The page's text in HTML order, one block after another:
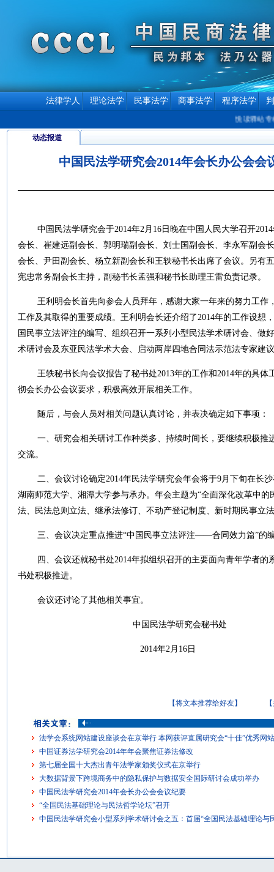
法律学人 理论法学 民事法学 商事法学 程序法学
悦读驿站专
动态报道
中国民法学研究会2014年会长办公会会
中国民法学研究会于2014年2月 16 日晚在中国人民大学召开2014
会长、崔建远副会长、郭明瑞副会长、刘士国副会长、李永军副会
会长、尹田副会长、杨立新副会长和王轶秘书长出席了会议。另有
宪忠常务副会长主持，副秘书长孟强和秘书长助理王雷负责记录。
王利明会长首先向参会人员拜年，感谢大家一年来的努力工作
工作及其取得的重要成绩。王利明会长还介绍了2014年的工作设想
国民事立法评注的编写、组织召开一系列小型民法学术研讨会、做
术研讨会及东亚民法学术大会、启动两岸四地合同法示范法专家建
王轶秘书长向会议报告了秘书处2013年的工作和2014年的具体
彻会长办公会议要求，积极高效开展相关工作。
随后，与会人员对相关问题认真讨论，并表决确定如下事项：
一、研究会相关研讨工作种类多、持续时间长，要继续积极推
交流。
二、会议讨论确定2014年民法学研究会年会将于9月下旬在长
湖南师范大学、湘潭大学参与承办。 年会主题为“全面深化改革中
法、民法总则立法、继承法修订、不动产登记制度、新时期民事立
三、会议决定重点推进“中国民事立法评注——合同效力篇”的
四、会议还就秘书处2014年拟组织召开的主要面向青年学者的
书处积极推进。
会议还讨论了其他相关事宜。
中国民法学研究会秘书处
2014年2月 16 日
【将文本推荐给好友】
法学会系统网站建设座谈会在京举行 本网获评直属研究会“十佳”优秀网站
中国证券法学研究会2014年年会聚焦证券法修改
第七届全国十大杰出青年法学家颁奖仪式在京举行
大数据背景下跨境商务中的隐私保护与数据安全国际研讨会成功举办
中国民法学研究会2014年会长办公会会议纪要
“全国民法基础理论与民法哲学论坛”召开
中国民法学研究会小型系列学术研讨会之五：首届“全国民法基础理论与